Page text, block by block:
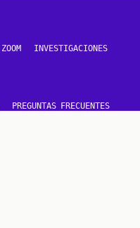
ZOOM INVESTIGACIONES
PREGUNTAS FRECUENTES